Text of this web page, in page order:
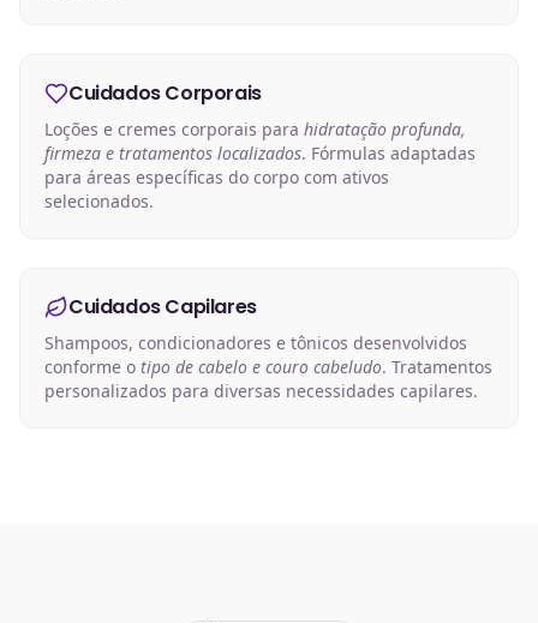
Cuidados Corporais
Loções e cremes corporais para hidratação profunda,
firmeza e tratamentos localizados. Fórmulas adaptadas
para áreas específicas do corpo com ativos
selecionados.
Cuidados Capilares
Shampoos, condicionadores e tônicos desenvolvidos
conforme o tipo de cabelo e couro cabeludo. Tratamentos
personalizados para diversas necessidades capilares.